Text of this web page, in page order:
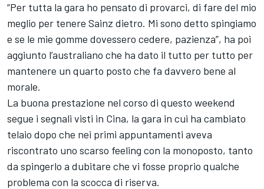
“Per tutta la gara ho pensato di provarci, di fare del mio
meglio per tenere Sainz dietro. Mi sono detto spingiamo
e se le mie gomme dovessero cedere, pazienza”, ha poi
aggiunto l’australiano che ha dato il tutto per tutto per
mantenere un quarto posto che fa davvero bene al
morale.
La buona prestazione nel corso di questo weekend
segue i segnali visti in Cina, la gara in cui ha cambiato
telaio dopo che nei primi appuntamenti aveva
riscontrato uno scarso feeling con la monoposto, tanto
da spingerlo a dubitare che vi fosse proprio qualche
problema con la scocca di riserva.